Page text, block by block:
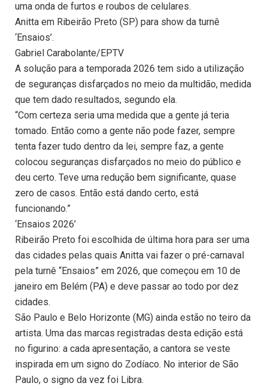
uma onda de furtos e roubos de celulares.
Anitta em Ribeirão Preto (SP) para show da turnê
‘Ensaios’.
Gabriel Carabolante/EPTV
A solução para a temporada 2026 tem sido a utilização
de seguranças disfarçados no meio da multidão, medida
que tem dado resultados, segundo ela.
“Com certeza seria uma medida que a gente já teria
tomado. Então como a gente não pode fazer, sempre
tenta fazer tudo dentro da lei, sempre faz, a gente
colocou seguranças disfarçados no meio do público e
deu certo. Teve uma redução bem significante, quase
zero de casos. Então está dando certo, está
funcionando.”
‘Ensaios 2026’
Ribeirão Preto foi escolhida de última hora para ser uma
das cidades pelas quais Anitta vai fazer o pré-carnaval
pela turnê “Ensaios” em 2026, que começou em 10 de
janeiro em Belém (PA) e deve passar ao todo por dez
cidades.
São Paulo e Belo Horizonte (MG) ainda estão no teiro da
artista. Uma das marcas registradas desta edição está
no figurino: a cada apresentação, a cantora se veste
inspirada em um signo do Zodíaco. No interior de São
Paulo, o signo da vez foi Libra.